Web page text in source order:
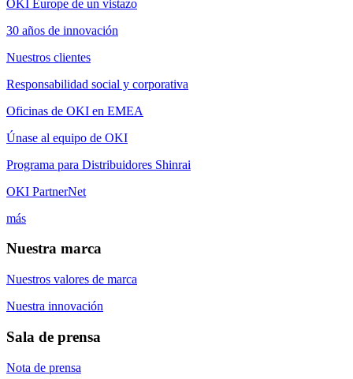
OKI Europe de un vistazo
30 años de innovación
Nuestros clientes
Responsabilidad social y corporativa
Oficinas de OKI en EMEA
Únase al equipo de OKI
Programa para Distribuidores Shinrai
OKI PartnerNet
más
Nuestra marca
Nuestros valores de marca
Nuestra innovación
Sala de prensa
Nota de prensa